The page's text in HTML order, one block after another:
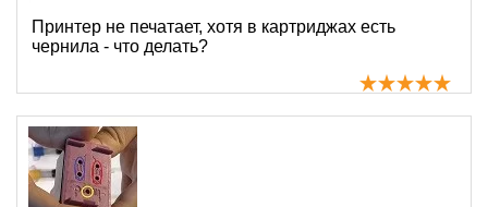
Принтер не печатает, хотя в картриджах есть
чернила - что делать?